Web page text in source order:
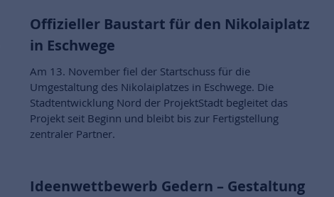
Offizieller Baustart für den Nikolaiplatz
in Eschwege
Am 13. November fiel der Startschuss für die
Umgestaltung des Nikolaiplatzes in Eschwege. Die
Stadtentwicklung Nord der ProjektStadt begleitet das
Projekt seit Beginn und bleibt bis zur Fertigstellung
zentraler Partner.
Ideenwettbewerb Gedern – Gestaltung